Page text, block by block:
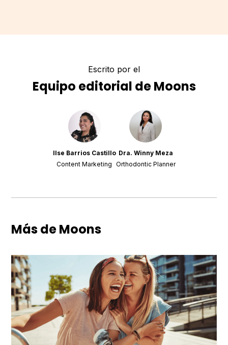
Escrito por el
Equipo editorial de Moons
Ilse Barrios Castillo
Content Marketing
Dra. Winny Meza
Orthodontic Planner
Más de Moons